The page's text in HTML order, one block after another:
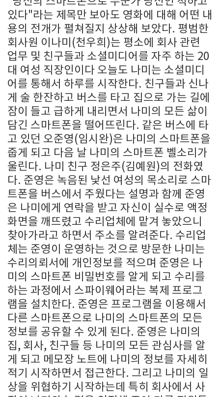
있다"라는 제목만 보아도 영화에 대해 어떤 내
용의 전개가 펼쳐질지 상상해 보았다. 평범한
회사원 이나미(천우희)는 평소에 회사 관련
업무 및 친구들과 소셜미디어를 자주 하는 20
대 여성 직장인이다 오늘도 나미는 소셜미디
어를 통해서 하루를 시작한다. 친구들과 신나
게 술 한잔하고 버스를 타고 집으로 가는 길에
잠이 들고 급하게 내리면서 나미의 모든 삶이
담긴 스마트폰을 떨어뜨린다. 같은 버스에 타
고 있던 오준영(임시완)은 나미의 스마트폰을
줍게 되고 다음 날 나미의 스마트폰 벨소리가
울린다. 나미 친구 정은주(김예원)의 전화였
다. 준영은 녹음된 낯선 여성의 목소리로 스마
트폰을 버스에서 주웠다는 설명과 함께 준영
은 나미에게 연락을 받고 자신이 실수로 액정
화면을 깨뜨렸고 수리업체에 맡겨 놓았으니
찾아가라고 하면서 주소를 알려준다. 수리업
체는 준영이 운영하는 것으로 방문한 나미는
수리의뢰서에 개인정보를 적으며 준영은 나
미의 스마트폰 비밀번호를 알게 되고 수리를
하는 과정에서 스파이웨어라는 복제 프로그
램을 설치한다. 준영은 프로그램을 이용해서
다른 스마트폰으로 나미의 스마트폰의 모든
정보를 공유할 수 있게 된다. 준영은 나미의
집, 회사, 친구들 등 나미의 모든 관심사를 알
게 되고 메모장 노트에 나미의 정보를 자세히
적기 시작하면서 접근한다. 그리고 나미의 일
상을 위협하기 시작하는데 특히 회사에서 사